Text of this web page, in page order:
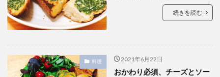
続きを読む
料理 2021年6月22日
おかわり必須、チーズとソー